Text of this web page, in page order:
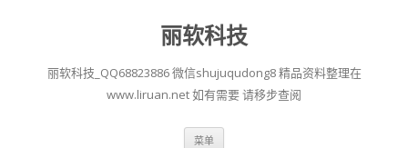
丽软科技
丽软科技_QQ68823886 微信shujuqudong8 精品资料整理在
www.liruan.net 如有需要 请移步查阅
菜单